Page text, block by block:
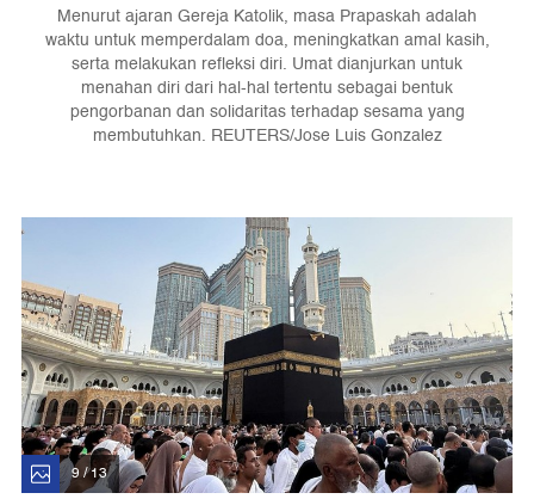
Menurut ajaran Gereja Katolik, masa Prapaskah adalah
waktu untuk memperdalam doa, meningkatkan amal kasih,
serta melakukan refleksi diri. Umat dianjurkan untuk
menahan diri dari hal-hal tertentu sebagai bentuk
pengorbanan dan solidaritas terhadap sesama yang
membutuhkan. REUTERS/Jose Luis Gonzalez
9 / 13